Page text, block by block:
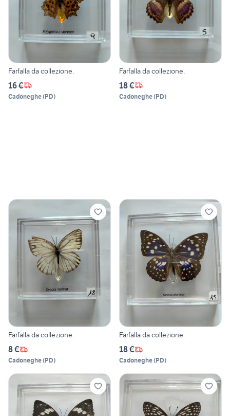
Farfalla da collezione.
16 €
Cadoneghe(PD)
Farfalla da collezione.
18 €
Cadoneghe(PD)
Farfalla da collezione.
8 €
Cadoneghe(PD)
Farfalla da collezione.
18 €
Cadoneghe(PD)